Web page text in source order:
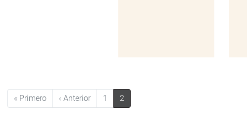
Paginación
« PrimeroPrimera página
‹ AnteriorPágina anterior
1 2